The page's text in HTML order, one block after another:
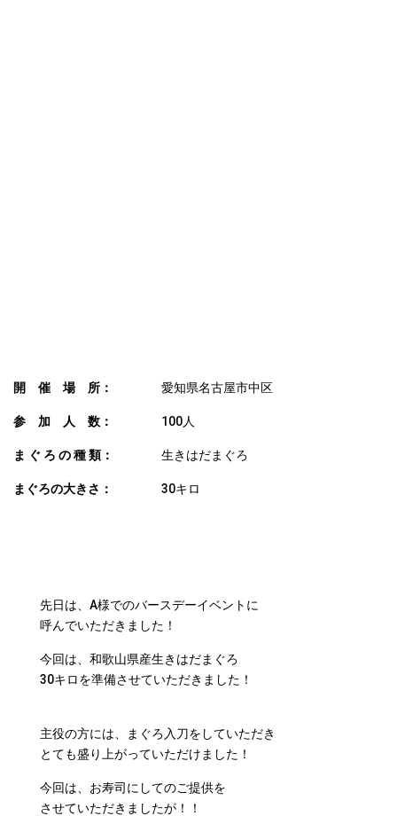
開 催 場 所： 愛知県名古屋市中区
参 加 人 数： 100人
ま ぐ ろ の 種 類： 生きはだまぐろ
まぐろの大きさ： 30キロ
先日は、A様でのバースデーイベントに
呼んでいただきました！
今回は、和歌山県産生きはだまぐろ
30キロを準備させていただきました！
主役の方には、まぐろ入刀をしていただき
とても盛り上がっていただけました！
今回は、お寿司にしてのご提供を
させていただきましたが！！